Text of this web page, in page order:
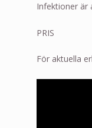
Infektioner är
PRIS
För aktuella